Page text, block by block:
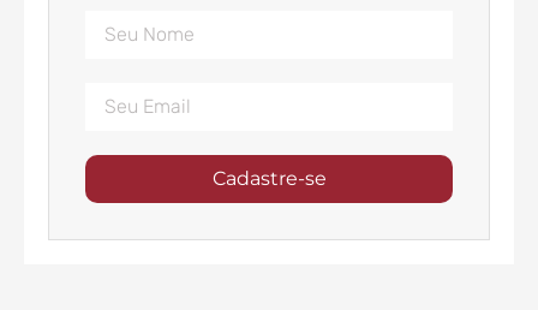
Cadastre-se